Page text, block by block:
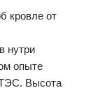
кровле от
нутри
опыте
ТЭС. Высота